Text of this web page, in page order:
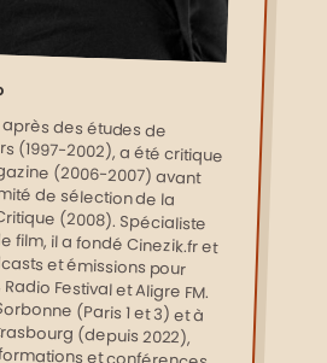
des études de
2002), a été critique
(2006-2007) avant
de sélection de la
(2008). Spécialiste
il a fondé Cinezik.fr et
et émissions pour
Festival et Aligre FM.
(Paris 1 et 3) et à
(depuis 2022),
et conférences
en partenariat
festivals. Auteur de
(2018), il a aussi
Alien: La